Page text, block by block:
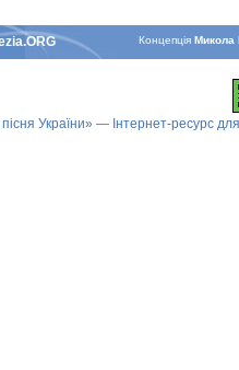
КонцепцiяМикола
України» — Інтернет-ресурс